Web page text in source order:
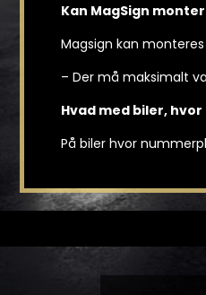
Kan MagSign
Magsign kan
– Der må maksimalt
Hvad med biler,
På biler hvor